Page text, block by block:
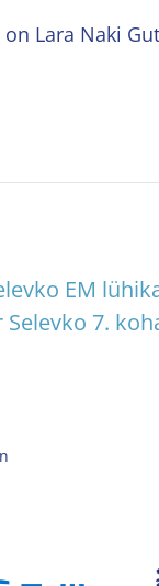
Lara Naki
EM
7.